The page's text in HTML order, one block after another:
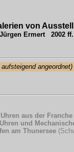
von
Ermert 2002 ff.
angeordnet)
aus der Franche
und
am Thunersee